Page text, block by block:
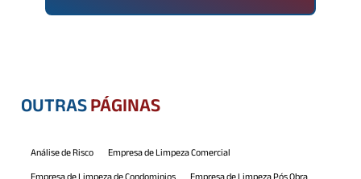
OUTRASPÁGINAS
Análise de Risco
Empresa de Limpeza Comercial